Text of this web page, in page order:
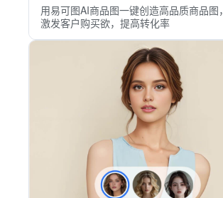
用易可图AI商品图一键创造高品质商品图
激发客户购买欲，提高转化率